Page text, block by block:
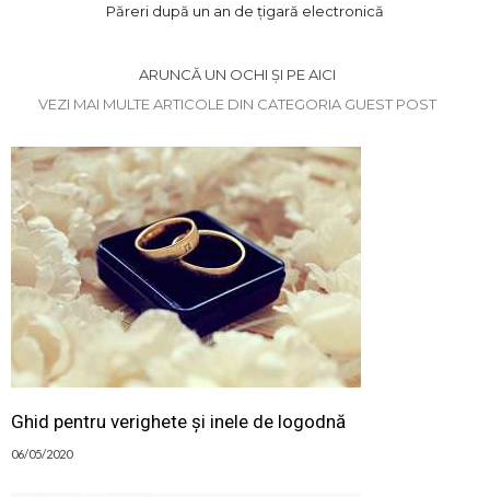
Păreri după un an de țigară electronică
ARUNCĂ UN OCHI ȘI PE AICI
VEZI MAI MULTE ARTICOLE DIN CATEGORIA GUEST POST
Ghid pentru verighete și inele de logodnă
06/05/2020